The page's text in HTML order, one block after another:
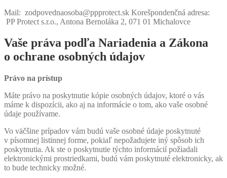
Mail: zodpovednaosoba@ppprotect.sk Korešpondenčná adresa:
PP Protect s.r.o., Antona Bernoláka 2, 071 01 Michalovce
Vaše práva podľa Nariadenia a Zákona
o ochrane osobných údajov
Právo na prístup
Máte právo na poskytnutie kópie osobných údajov, ktoré o vás
máme k dispozícii, ako aj na informácie o tom, ako vaše osobné
údaje používame.
Vo väčšine prípadov vám budú vaše osobné údaje poskytnuté
v písomnej listinnej forme, pokiaľ nepožadujete iný spôsob ich
poskytnutia. Ak ste o poskytnutie týchto informácií požiadali
elektronickými prostriedkami, budú vám poskytnuté elektronicky, ak
to bude technicky možné.